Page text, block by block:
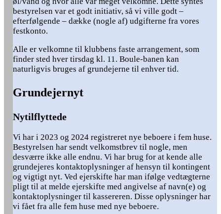
bestyrelsen var et godt initiativ, så vi ville godt –
efterfølgende – dække (nogle af) udgifterne fra vores
festkonto.
Alle er velkomne til klubbens faste arrangement, som
finder sted hver tirsdag kl. 11. Boule-banen kan
naturligvis bruges af grundejerne til enhver tid.
Grundejernyt
Nytilflyttede
Vi har i 2023 og 2024 registreret nye beboere i fem huse.
Bestyrelsen har sendt velkomstbrev til nogle, men
desværre ikke alle endnu. Vi har brug for at kende alle
grundejeres kontaktoplysninger af hensyn til kontingent
og vigtigt nyt. Ved ejerskifte har man ifølge vedtægterne
pligt til at melde ejerskifte med angivelse af navn(e) og
kontaktoplysninger til kassereren. Disse oplysninger har
vi fået fra alle fem huse med nye beboere.